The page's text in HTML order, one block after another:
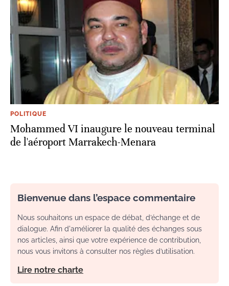
POLITIQUE
Mohammed VI inaugure le nouveau terminal
de l'aéroport Marrakech-Menara
Bienvenue dans l’espace commentaire
Nous souhaitons un espace de débat, d’échange et de
dialogue. Afin d'améliorer la qualité des échanges sous
nos articles, ainsi que votre expérience de contribution,
nous vous invitons à consulter nos règles d’utilisation.
Lire notre charte